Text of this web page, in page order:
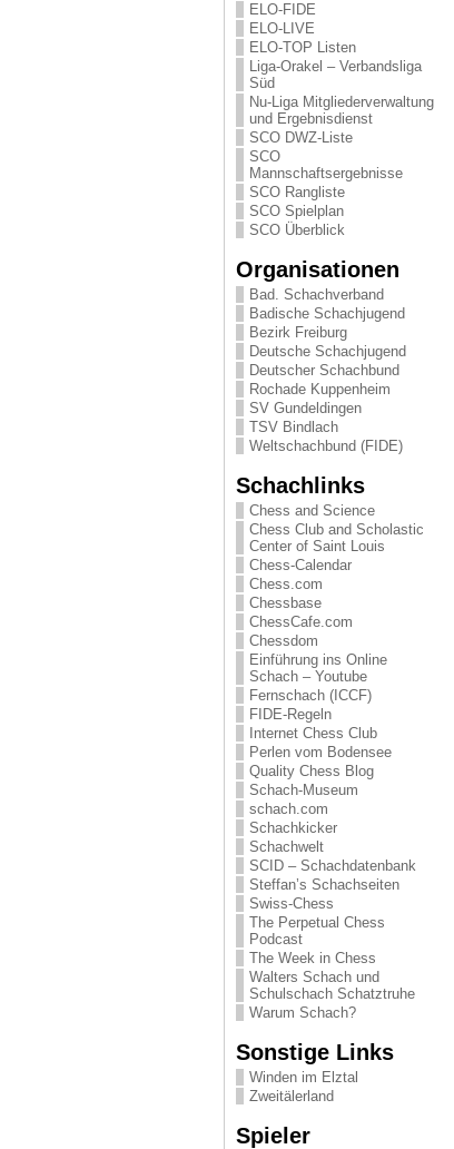
ELO-FIDE
ELO-LIVE
ELO-TOP Listen
Liga-Orakel – Verbandsliga
Süd
Nu-Liga Mitgliederverwaltung
und Ergebnisdienst
SCO DWZ-Liste
SCO
Mannschaftsergebnisse
SCO Rangliste
SCO Spielplan
SCO Überblick
Organisationen
Bad. Schachverband
Badische Schachjugend
Bezirk Freiburg
Deutsche Schachjugend
Deutscher Schachbund
Rochade Kuppenheim
SV Gundeldingen
TSV Bindlach
Weltschachbund (FIDE)
Schachlinks
Chess and Science
Chess Club and Scholastic
Center of Saint Louis
Chess-Calendar
Chess.com
Chessbase
ChessCafe.com
Chessdom
Einführung ins Online
Schach – Youtube
Fernschach (ICCF)
FIDE-Regeln
Internet Chess Club
Perlen vom Bodensee
Quality Chess Blog
Schach-Museum
schach.com
Schachkicker
Schachwelt
SCID – Schachdatenbank
Steffan’s Schachseiten
Swiss-Chess
The Perpetual Chess
Podcast
The Week in Chess
Walters Schach und
Schulschach Schatztruhe
Warum Schach?
Sonstige Links
Winden im Elztal
Zweitälerland
Spieler